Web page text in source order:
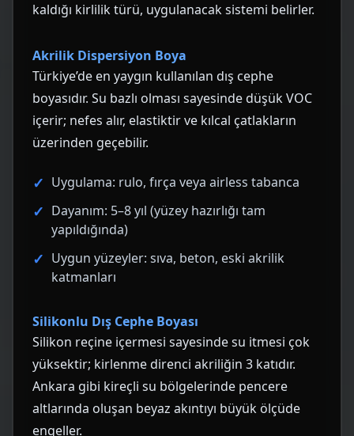
kaldığı kirlilik türü, uygulanacak sistemi belirler.
Akrilik Dispersiyon Boya
Türkiye’de en yaygın kullanılan dış cephe
boyasıdır. Su bazlı olması sayesinde düşük VOC
içerir; nefes alır, elastiktir ve kılcal çatlakların
üzerinden geçebilir.
Uygulama: rulo, fırça veya airless tabanca
Dayanım: 5–8 yıl (yüzey hazırlığı tam
yapıldığında)
Uygun yüzeyler: sıva, beton, eski akrilik
katmanları
Silikonlu Dış Cephe Boyası
Silikon reçine içermesi sayesinde su itmesi çok
yüksektir; kirlenme direnci akriliğin 3 katıdır.
Ankara gibi kireçli su bölgelerinde pencere
altlarında oluşan beyaz akıntıyı büyük ölçüde
engeller.